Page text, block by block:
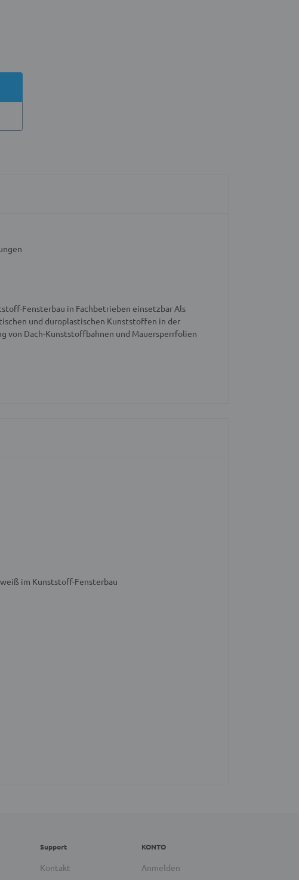
Fensterbau in Fachbetrieben einsetzbarAls
und duroplastischen Kunststoffen in der
von Dach-Kunststoffbahnen und Mauersperrfolien
im Kunststoff-Fensterbau
Support
Kontakt
KONTO
Anmelden